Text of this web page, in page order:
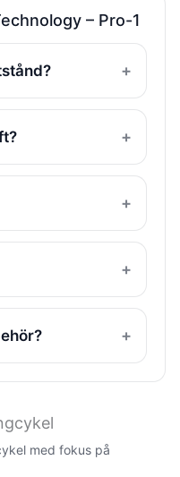
&
intervallkörning
– Pro-1
med fokus på